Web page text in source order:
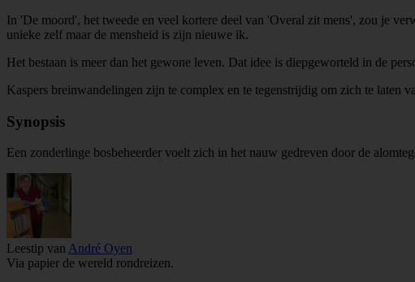
In 'De moord', het tweede en veel kortere deel van 'Overal zit mens', zou je
unieke zelf maar de mensheid is zijn nieuwe ik.
Het bestaan is meer dan het gewone leven. Dat idee is diepgeworteld in de
Kaspers breinwandelingen zijn te complex en te tegenstrijdig om zich te laten
Synopsis
Een zonderlinge bosbeheerder voelt zich in het nauw gedreven door de
Leestip van André Oyen
Via papier de wereld rondreizen.